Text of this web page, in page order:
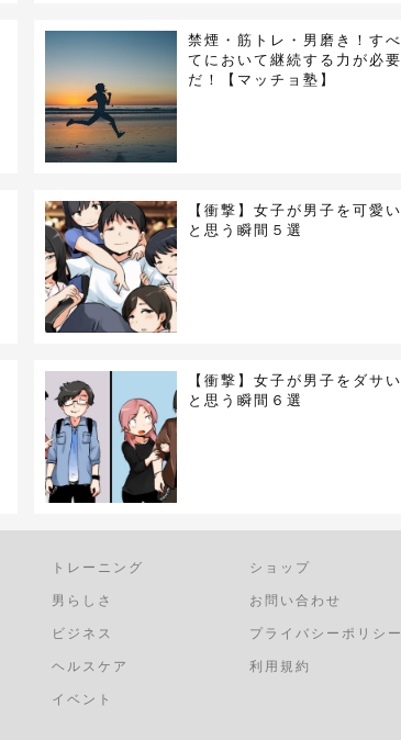
禁煙・筋トレ・男磨き！すべ
てにおいて継続する力が必要
だ！【マッチョ塾】
【衝撃】女子が男子を可愛い
と思う瞬間５選
【衝撃】女子が男子をダサい
と思う瞬間６選
トレーニング
男らしさ
ビジネス
ヘルスケア
イベント
ショップ
お問い合わせ
プライバシーポリシー
利用規約